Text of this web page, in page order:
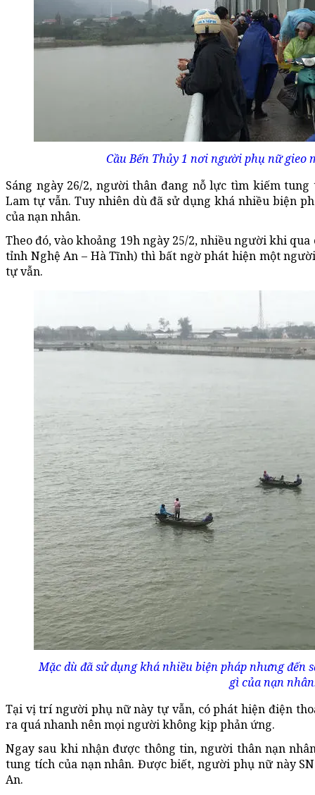
Cầu Bến Thủy 1 nơi người phụ nữ gieo
Sáng ngày 26/2, người thân đang nỗ lực tìm kiếm
Lam tự vẫn. Tuy nhiên dù đã sử dụng khá nhiều biện
của nạn nhân.
Theo đó, vào khoảng 19h ngày 25/2, nhiều người khi
tỉnh Nghệ An – Hà Tĩnh) thì bất ngờ phát hiện một
tự vẫn.
Mặc dù đã sử dụng khá nhiều biện pháp nhưng đến
gì của nạn
Tại vị trí người phụ nữ này tự vẫn, có phát hiện điện
ra quá nhanh nên mọi người không kịp phản ứng.
Ngay sau khi nhận được thông tin, người thân nạn
tung tích của nạn nhân. Được biết, người phụ nữ này
An.